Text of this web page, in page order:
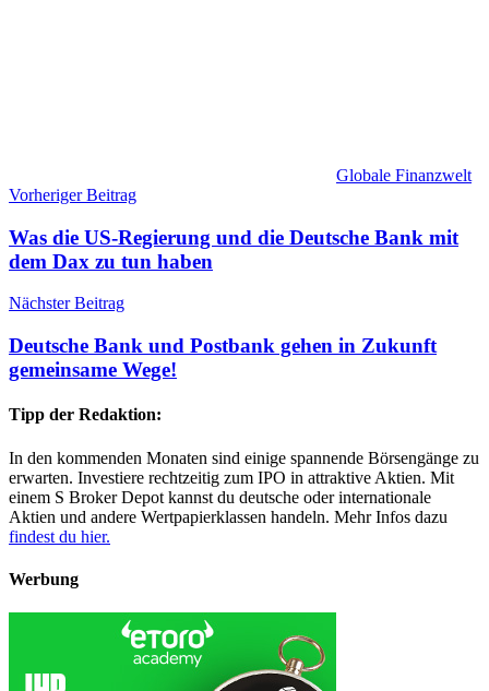
Globale Finanzwelt
Beitragsnavigation
Vorheriger Beitrag
Was die US-Regierung und die Deutsche Bank mit
dem Dax zu tun haben
Nächster Beitrag
Deutsche Bank und Postbank gehen in Zukunft
gemeinsame Wege!
Tipp der Redaktion:
In den kommenden Monaten sind einige spannende Börsengänge zu
erwarten. Investiere rechtzeitig zum IPO in attraktive Aktien. Mit
einem S Broker Depot kannst du deutsche oder internationale
Aktien und andere Wertpapierklassen handeln. Mehr Infos dazu
findest du hier.
Werbung